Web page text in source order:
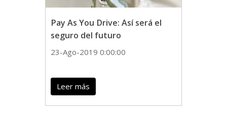
Pay As You Drive: Así será el
seguro del futuro
23-Ago-2019 0:00:00
Leer más